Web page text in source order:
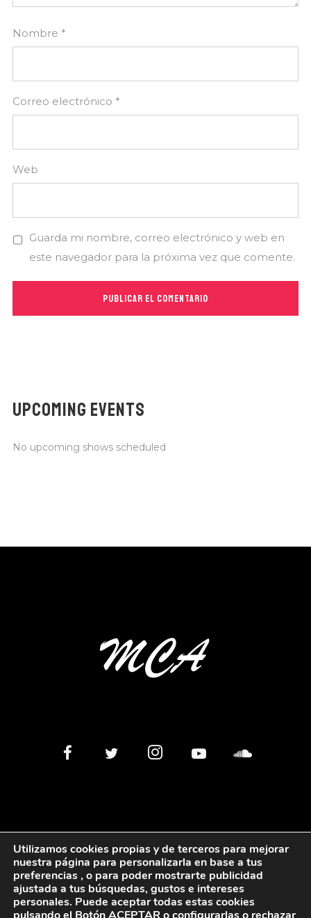
Nombre *
Correo electrónico *
Web
Guarda mi nombre, correo electrónico y web en
este navegador para la próxima vez que comente.
UPCOMING EVENTS
No upcoming shows scheduled
©2026Miguel Cardona MCAPolítica de privacidad
Politica
de Cookies
Utilizamos cookies propias y de terceros para mejorar
nuestra página para personalizarla en base a tus
preferencias , o para poder mostrarte publicidad
ajustada a tus búsquedas, gustos e intereses
personales. Puede aceptar todas estas cookies